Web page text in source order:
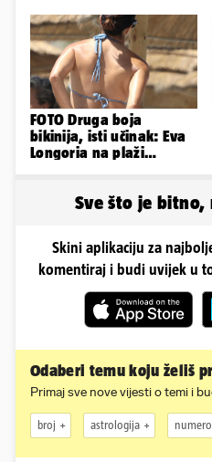
ovako sad izgleda
FOTO Druga boja
bikinija, isti učinak: Eva
Longoria na plaži
Sve što je
Skini aplikaciju za
komentiraj i budi uvijek u
Odaberi temu koju želiš
Primaj sve nove vijesti o temi i
broj astrologija